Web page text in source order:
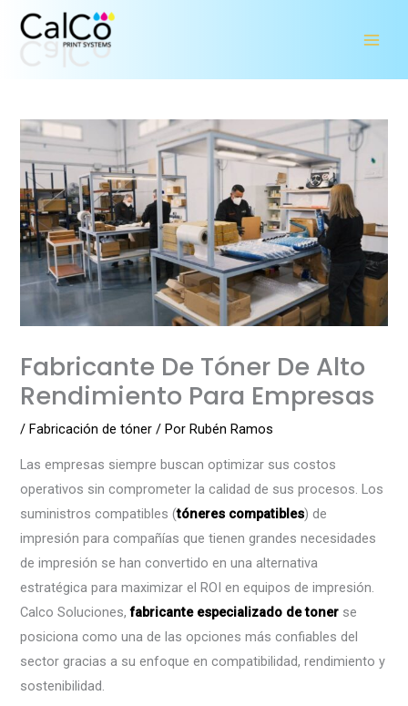
Fabricante De Tóner De Alto
Rendimiento Para Empresas
/ Fabricación de tóner / Por Rubén Ramos
Las empresas siempre buscan optimizar sus costos
operativos sin comprometer la calidad de sus procesos. Los
suministros compatibles (tóneres compatibles) de
impresión para compañías que tienen grandes necesidades
de impresión se han convertido en una alternativa
estratégica para maximizar el ROI en equipos de impresión.
Calco Soluciones,fabricante especializado de toner se
posiciona como una de las opciones más confiables del
sector gracias a su enfoque en compatibilidad, rendimiento y
sostenibilidad.